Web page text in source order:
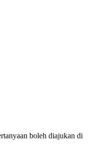
boleh diajukan di